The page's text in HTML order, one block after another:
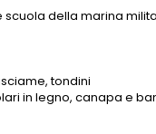
della marina
tondini
in legno, canapa e